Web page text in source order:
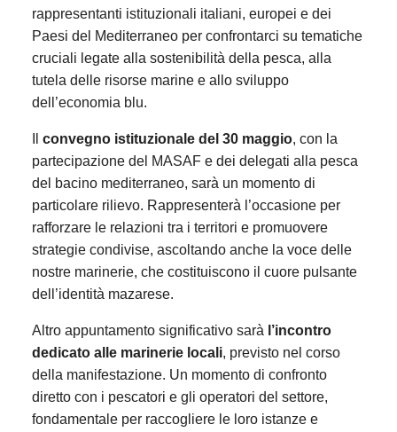
rappresentanti istituzionali italiani, europei e dei
Paesi del Mediterraneo per confrontarci su tematiche
cruciali legate alla sostenibilità della pesca, alla
tutela delle risorse marine e allo sviluppo
dell’economia blu.
convegno istituzionale del 30 maggio, con la
partecipazione del MASAF e dei delegati alla pesca
del bacino mediterraneo, sarà un momento di
particolare rilievo. Rappresenterà l’occasione per
rafforzare le relazioni tra i territori e promuovere
strategie condivise, ascoltando anche la voce delle
nostre marinerie, che costituiscono il cuore pulsante
dell’identità mazarese.
Altro appuntamento significativo sarà l’incontro
dedicato alle marinerie locali, previsto nel corso
della manifestazione. Un momento di confronto
diretto con i pescatori e gli operatori del settore,
fondamentale per raccogliere le loro istanze e